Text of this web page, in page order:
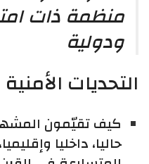
منظمة ذات
ودولية
التحديات الأمنية
كيف تقيّمون
حاليا، داخليا